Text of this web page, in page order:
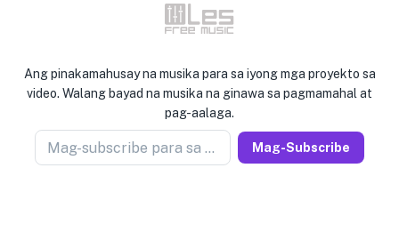
Ang pinakamahusay na musika para sa iyong mga proyekto sa
video. Walang bayad na musika na ginawa sa pagmamahal at
pag-aalaga.
Mag-subscribe para sa newseller Mag-Subscribe